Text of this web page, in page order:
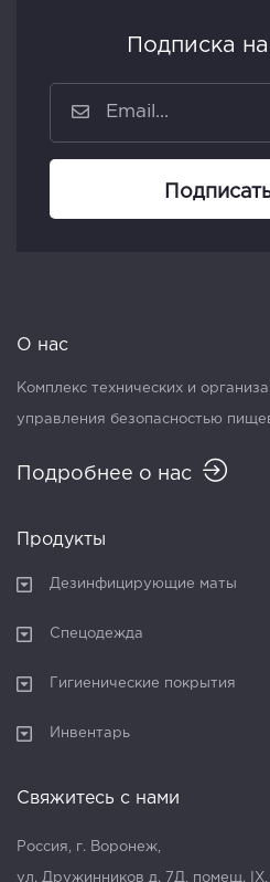
Подписка
О нас
Комплекс технических и
управления безопасностью
Подробнее о нас
Продукты
Дезинфицирующие маты
Спецодежда
Гигиенические покрытия
Инвентарь
Свяжитесь с нами
Россия, г. Воронеж,
ул. Дружинников д. 7Д, помещ.